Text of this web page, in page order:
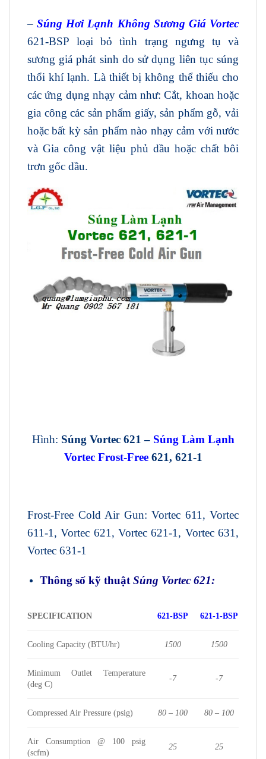
–Súng Hơi Lạnh Không Sương Giá Vortec
621-BSP loại bỏ tình trạng ngưng tụ và
sương giá phát sinh do sử dụng liên tục súng
thổi khí lạnh. Là thiết bị không thể thiếu cho
các ứng dụng nhạy cảm như: Cắt, khoan hoặc
gia công các sản phẩm giấy, sản phẩm gỗ, vải
hoặc bất kỳ sản phẩm nào nhạy cảm với nước
và Gia công vật liệu phủ dầu hoặc chất bôi
trơn gốc dầu.
Hình: Súng Vortec 621 – Súng Làm Lạnh
Vortec Frost-Free621, 621-1
Frost-Free Cold Air Gun: Vortec 611, Vortec
611-1, Vortec 621, Vortec 621-1, Vortec 631,
Vortec 631-1
Thông số kỹ thuậtSúng Vortec 621:
SPECIFICATION 621-BSP 621-1-BSP
Cooling Capacity (BTU/hr) 1500 1500
Minimum Outlet Temperature
(deg C)
-7 -7
Compressed Air Pressure (psig) 80 – 100 80 – 100
Air Consumption @ 100 psig
(scfm)
25 25